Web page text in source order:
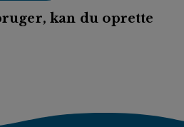
kan du oprette